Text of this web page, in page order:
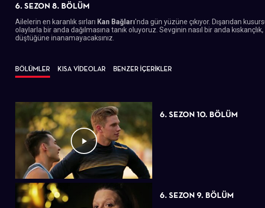
6. SEZON 8. BÖLÜM
Ailelerin en karanlık sırları Kan Bağları'nda gün yüzüne çıkıyor. Dışarıdan
olaylarla bir anda dağılmasına tanık oluyoruz. Sevginin nasıl bir anda
düştüğüne inanamayacaksınız.
BÖLÜMLER KISA VİDEOLAR
BENZER İÇERİKLER
6. SEZON 10. BÖLÜM
6. SEZON 9. BÖLÜM